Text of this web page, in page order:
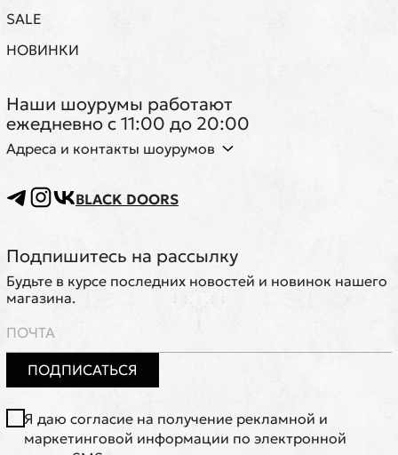
SALE
НОВИНКИ
Наши шоурумы работают
ежедневно с 11:00 до 20:00
Адреса и контакты шоурумов
BLACK DOORS
Подпишитесь на рассылку
Будьте в курсе последних новостей и новинок нашего
магазина.
ПОДПИСАТЬСЯ
Я даю согласие на получение рекламной и
маркетинговой информации по электронной